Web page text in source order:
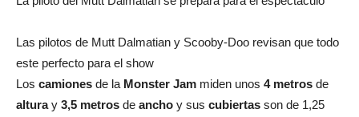
Las pilotos de Mutt Dalmatian y Scooby-Doo revisan que todo
este perfecto para el show
Los camiones de la Monster Jam miden unos 4 metros de
alturay 3,5 metros de ancho y sus cubiertas son de 1,25